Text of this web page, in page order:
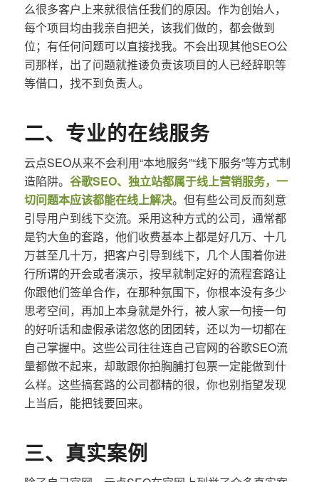
么很多客户上来就很信任我们的原因。作为创始人，
每个项目均由我亲自把关，该我们做的，都会做到
位；有任何问题可以直接找我。不会出现其他SEO公
司那样，出了问题就推诿负责该项目的人已经辞职等
等借口，找不到负责人。
二、专业的在线服务
云点SEO从来不会利用“本地服务”“线下服务”等方式制
造陷阱。 谷歌SEO、独立站都属于线上营销服务，一
切问题本应该都能在线上解决。但有些公司反而刻意
引导用户到线下交流。采用这种方式的公司，通常都
是钓大鱼的套路，他们收费基本上都是好几万、十几
万甚至几十万，把客户引导到线下，几个人围着你进
行所谓的开会或者演示，按早就制定好的流程套路让
你跟他们签单合作，在那种氛围下，你根本没有多少
思考空间，再加上本身就是外行，被人家一句接一句
的好听话和虚假承诺忽悠的团团转，还以为一切都在
自己掌握中。这些公司往往连自己官网的谷歌SEO流
量都做不起来，却敢跟你拍胸脯打包票一定能做到什
么样。这些搞套路的公司都精的很，你也别指望发现
上当后，能把钱要回来。
三、真实案例